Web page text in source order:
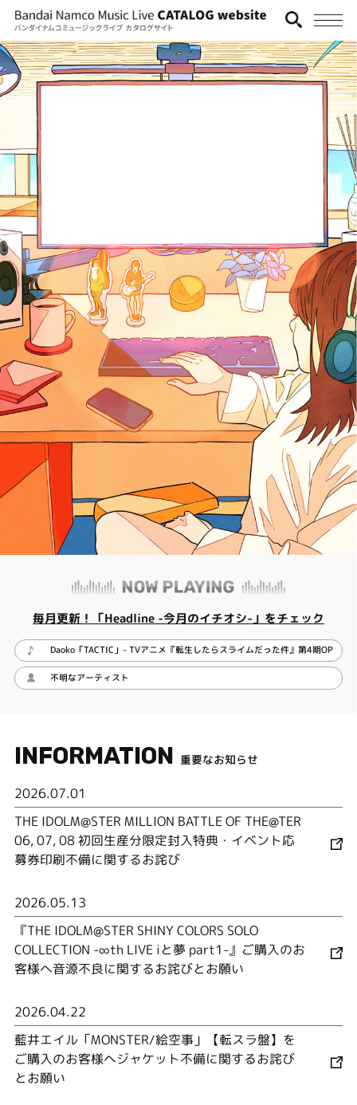
毎月更新！「Headline -今月のイチオシ-」をチェック
Daoko「TACTIC」- TVアニメ『転生したらスライムだった件』第4期OP主題
不明なアーティスト
INFORMATION 重要なお知らせ
2026.07.01
THE IDOLM@STER MILLION BATTLE OF THE@TER
06, 07, 08 初回生産分限定封入特典・イベント応
募券印刷不備に関するお詫び
2026.05.13
『THE IDOLM@STER SHINY COLORS SOLO
COLLECTION -∞th LIVE iと夢 part1-』ご購入のお
客様へ音源不良に関するお詫びとお願い
2026.04.22
藍井エイル「MONSTER/絵空事」【転スラ盤】を
ご購入のお客様へジャケット不備に関するお詫び
とお願い